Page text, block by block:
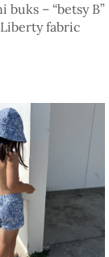
buks – “betsy B”
fabric